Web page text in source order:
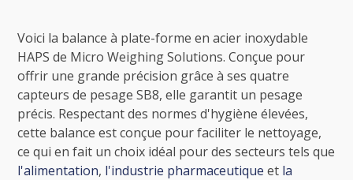
Voici la balance à plate-forme en acier inoxydable
HAPS de Micro Weighing Solutions. Conçue pour
offrir une grande précision grâce à ses quatre
capteurs de pesage SB8, elle garantit un pesage
précis. Respectant des normes d'hygiène élevées,
cette balance est conçue pour faciliter le nettoyage,
ce qui en fait un choix idéal pour des secteurs tels que
l'alimentation, l'industrie pharmaceutique et la